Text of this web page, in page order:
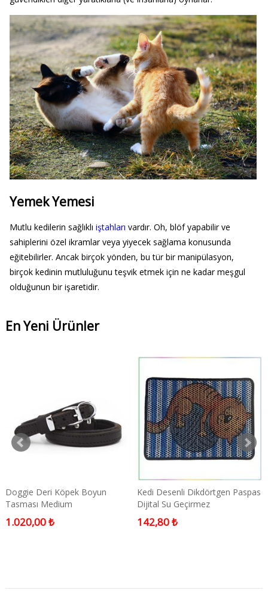
Yemek Yemesi
Mutlu kedilerin sağlıklı iştahları vardır. Oh, blöf yapabilir ve
sahiplerini özel ikramlar veya yiyecek sağlama konusunda
eğitebilirler. Ancak birçok yönden, bu tür bir manipülasyon,
birçok kedinin mutluluğunu teşvik etmek için ne kadar meşgul
olduğunun bir işaretidir.
En Yeni Ürünler
Doggie Deri Köpek Boyun
Tasması Medium
1.020,00 ₺
Kedi Desenli Dikdörtgen Paspas
Dijital Su Geçirmez
142,80 ₺